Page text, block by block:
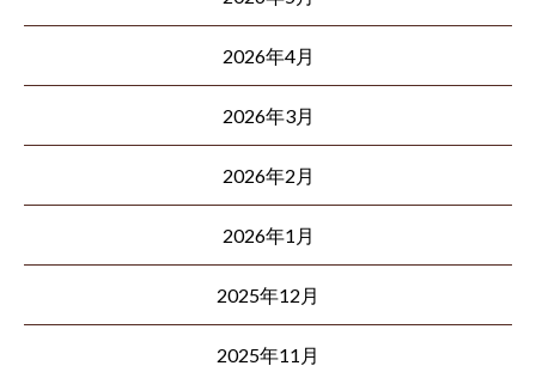
2026年4月
2026年3月
2026年2月
2026年1月
2025年12月
2025年11月